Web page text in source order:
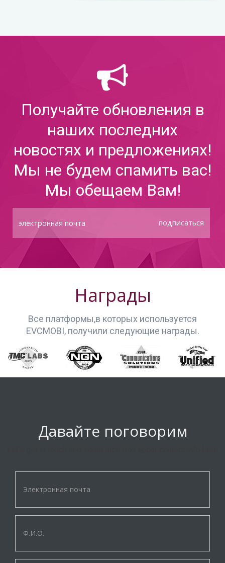
Получайте обновления в
наших последних
новостях и предложениях!
Мы не будем спамить вас!
Мы обещаем Вам!
подписаться
Награды
Все платформы,в которых используется
EVCMOBI, получили следующие награды.
Давайте поговорим